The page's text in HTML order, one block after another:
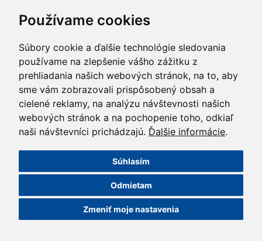
Používame cookies
Súbory cookie a ďalšie technológie sledovania
používame na zlepšenie vášho zážitku z
prehliadania našich webových stránok, na to, aby
sme vám zobrazovali prispôsobený obsah a
cielené reklamy, na analýzu návštevnosti našich
webových stránok a na pochopenie toho, odkiaľ
naši návštevníci prichádzajú. Ďalšie informácie.
Súhlasím
Odmietam
Zmeniť moje nastavenia
Stiahnuť v plnej veľkosti